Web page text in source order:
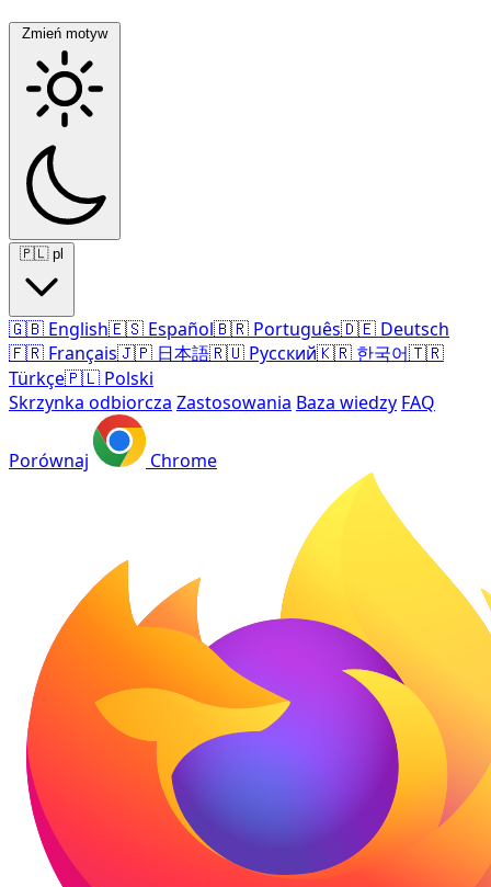
Zmień motyw
🇵🇱 pl
🇬🇧 English🇪🇸 Español🇧🇷 Português🇩🇪 Deutsch
🇫🇷 Français🇯🇵 日本語🇷🇺 Русский🇰🇷 한국어🇹🇷
Türkçe🇵🇱 Polski
Skrzynka odbiorcza Zastosowania Baza wiedzy FAQ
Porównaj Chrome